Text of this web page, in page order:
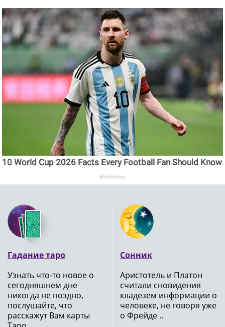
10 World Cup 2026 Facts Every Football Fan Should Know
Brainberries
Гадание таро
Узнать что-то новое о
сегодняшнем дне
никогда не поздно,
послушайте, что
расскажут Вам карты
Сонник
Аристотель и Платон
считали сновидения
кладезем информации о
человеке, не говоря уже
о Фрейде ..